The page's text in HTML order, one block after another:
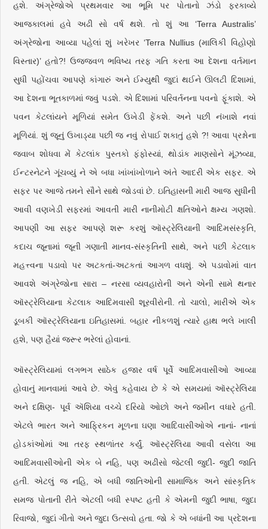
હશે. અંગ્રેજોએ પ્રથમવાર આ ભૂમિ પર પોતાનો ઝંડો ફરકાવ્યે
આજકાલમાં હવે અઢી સો વર્ષ થશે. તો શું આ ‘Terra Australis’
અંગ્રેજોના આવ્યા પહેલાં શું ખરેખર ‘Terra Nullius (માલિકી વિહોણો
વિસ્તાર)’ હતો?! ઉજ્જવળ ભવિષ્ય તરફ ગતિ કરતા આ દેશના વર્તમાન
સુધી પહોંચવા આપણે કાંગારું અને ઈમ્યુથી જુદાં થઈને ઊલટી દિશામાં,
આ દેશના ભૂતકાળમાં જવું પડશે. એ દિશામાં પરિવર્તનના પવનો ફૂંકાશે. એ
પવન કેટલાંયને મૂળિયાં સમેત ઉખેડી ફેંકશે. અને પછી નંખાશે નવાં
મૂળિયાં. શું જૂનું ઉખાડ્યા પછી જ નવું રોપાઈ શકાતું હશે ?! આવા પ્રશ્નોના
જવાબ શોધવા મેં કેટલાંક પુસ્તકો ફંફોસ્યાં, થોડાંક માણસોને મૂંઝવ્યા,
ઈન્ટરનેટને ગૂંચવ્યું ને એ બધા ખાંખાંખોળાને અંતે આદરી એક સફર. એ
સફર પર આજે તમને સૌને સાથે જોડવાં છે. ઇતિહાસની મારી આજ સુધીની
આવી વણખેડી સફરમાં આવતી મારી નાનીમોટી ક્ષતિઓને ક્ષમ્ય ગણશો.
આપણી આ સફર આપણે શરૂ કરશું ઑસ્ટ્રેલિયાની આદિમસંસ્કૃતિ,
કદાચ જૂનામાં જૂની ગણાતી માનવ-સંસ્કૃતિની સાથે, અને પછી કેટલાક
મહત્ત્વના પડાવો પર અટકતાં-અટકતાં આગળ વધશું. એ પડાવોમાં વાત
આવશે અંગ્રેજોના સારા – નરસા વ્યવહારોની અને એની સામે થનાર
ઑસ્ટ્રેલિયાના કેટલાક આદિમવાસી શૂરવીરોની. તો ચાલો, મારીએ એક
ડૂબકી ઑસ્ટ્રેલિયાના ઇતિહાસમાં. બહાર નીકળશું ત્યારે હાથ ભલે ખાલી
હશે, પણ હૈયાં જરૂર ભરેલાં હોવાનાં.
ઑસ્ટ્રેલિયામાં લગભગ સાઠેક હજાર વર્ષ પૂર્વે આદિમવાસીઓ આવ્યા
હોવાનું માનવામાં આવે છે. એવું કહેવાય છે કે એ સમયમાં ઑસ્ટ્રેલિયા
અને દક્ષિણ- પૂર્વ ઍશિયા વચ્ચે દરિયો ઓછો અને જમીન વધારે હતી.
એટલે ભારત અને આફ્રિકન મૂળના ઘણા આદિવાસીઓએ નાનાં- નાનાં
હોડકાંઓમાં આ તરફ સ્થળાંતર કર્યું. ઑસ્ટ્રૅલિયા આવી વસેલા આ
આદિમવાસીઓની એક બે નહિ, પણ અઢીસો જેટલી જુદી- જુદી જાતિ
હતી. એટલું જ નહિ, એ બધી જાતિઓની સામાજિક અને સાંસ્કૃતિક
સમજ પોતાની રીતે એટલી બધી સ્પષ્ટ હતી કે એમની જુદી ભાષા, જુદા
રિવાજો, જુદાં ગીતો અને જુદા ઉત્સવો હતા. જો કે એ બધાંની આ પ્રદેશના